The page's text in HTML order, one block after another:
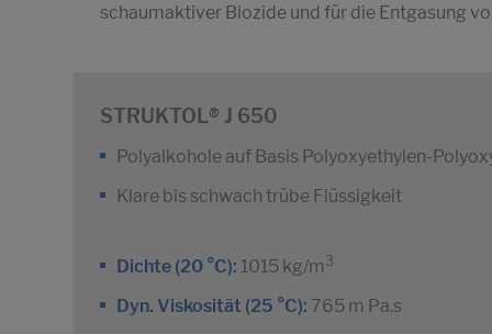
schaumaktiver Biozide und für die Entgasung
STRUKTOL® J 650
Polyalkohole auf Basis Polyoxyethylen-
Klare bis schwach trübe Flüssigkeit
Dichte (20 °C): 1015 kg/m 3
Dyn. Viskosität (25 °C): 765 m Pa.s